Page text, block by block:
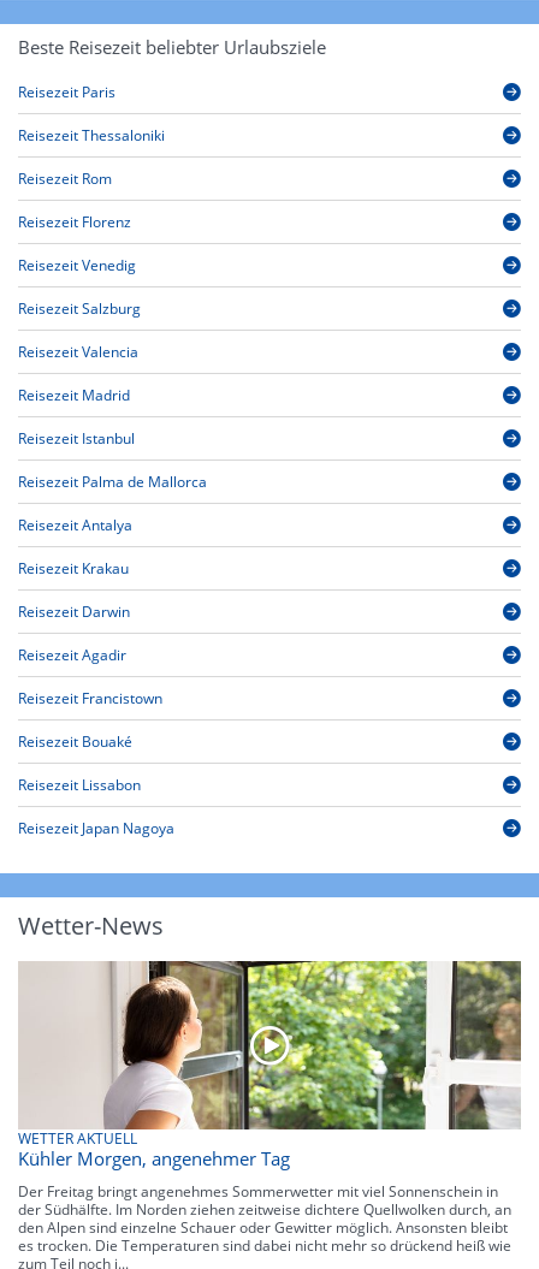
Beste Reisezeit beliebter Urlaubsziele
Reisezeit Paris
Reisezeit Thessaloniki
Reisezeit Rom
Reisezeit Florenz
Reisezeit Venedig
Reisezeit Salzburg
Reisezeit Valencia
Reisezeit Madrid
Reisezeit Istanbul
Reisezeit Palma de Mallorca
Reisezeit Antalya
Reisezeit Krakau
Reisezeit Darwin
Reisezeit Agadir
Reisezeit Francistown
Reisezeit Bouaké
Reisezeit Lissabon
Reisezeit Japan Nagoya
Wetter-News
WETTER AKTUELL
Kühler Morgen, angenehmer Tag
Der Freitag bringt angenehmes Sommerwetter mit viel Sonnenschein in
der Südhälfte. Im Norden ziehen zeitweise dichtere Quellwolken durch, an
den Alpen sind einzelne Schauer oder Gewitter möglich. Ansonsten bleibt
es trocken. Die Temperaturen sind dabei nicht mehr so drückend heiß wie
zum Teil noch i...